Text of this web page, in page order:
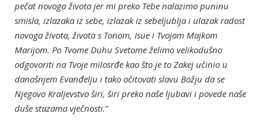
pečat novoga života jer mi preko Tebe nalazimo puninu
smisla, izlazaka iz sebe, izlazak iz sebeljublja i ulazak radost
novoga života, života s Tonom, Isue i Tvojom Majkom
Marijom. Po Tvome Duhu Svetome želimo velikodušno
odgovoriti na Tvoje milosrđe kao što je to Zakej učinio u
današnjem Evanđelju i tako očitovati slavu Božju da se
Njegovo Kraljevstvo širi, širi preko naše ljubavi i povede naše
duše stazama vječnosti.“